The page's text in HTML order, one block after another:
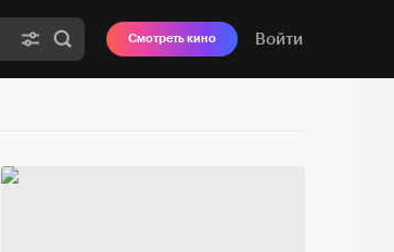
Смотреть кино Войти